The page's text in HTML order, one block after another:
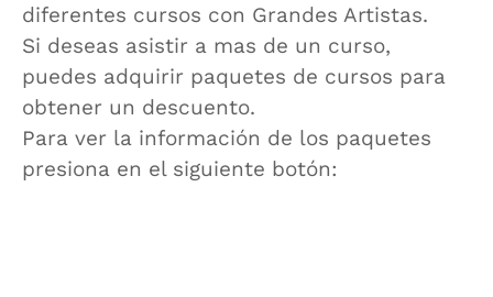
diferentes cursos con Grandes Artistas.
Si deseas asistir a mas de un curso,
puedes adquirir paquetes de cursos para
obtener un descuento.
Para ver la información de los paquetes
presiona en el siguiente botón: